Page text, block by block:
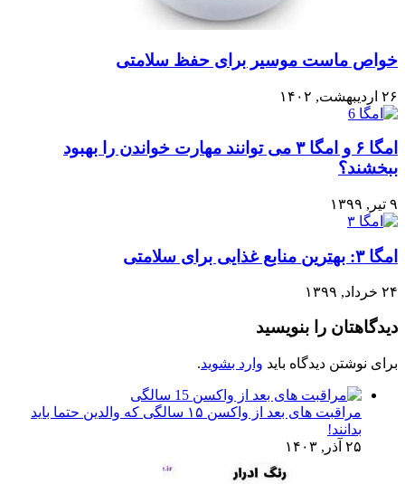
خواص ماست موسیر برای حفظ سلامتی
۲۶ اردیبهشت, ۱۴۰۲
امگا ۶ و امگا ۳ می توانند مهارت خواندن را بهبود
ببخشند؟
۹ تیر, ۱۳۹۹
امگا ۳: بهترین منابع غذایی برای سلامتی
۲۴ خرداد, ۱۳۹۹
دیدگاهتان را بنویسید
برای نوشتن دیدگاه باید وارد بشوید.
مراقبت های بعد از واکسن ۱۵ سالگی که والدین حتما باید
بدانند!
۲۵ آذر, ۱۴۰۳